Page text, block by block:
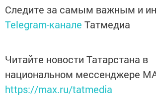
Следите за самым важным и
Telegram-канале Татмедиа
Читайте новости Татарстана в
национальном мессенджере
https://max.ru/tatmedia